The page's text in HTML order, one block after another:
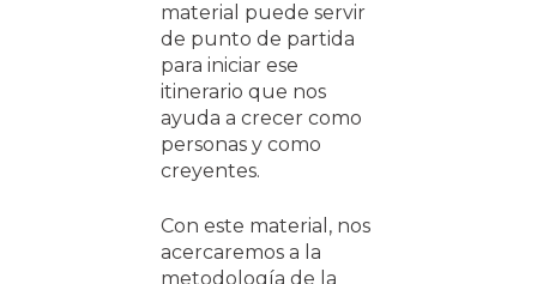
material puede servir
de punto de partida
para iniciar ese
itinerario que nos
ayuda a crecer como
personas y como
creyentes.
Con este material, nos
acercaremos a la
metodología de la